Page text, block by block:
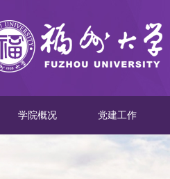
学院概况 党建工作